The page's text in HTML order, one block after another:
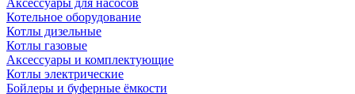
Аксессуары для насосов
Котельное оборудование
Котлы дизельные
Котлы газовые
Аксессуары и комплектующие
Котлы электрические
Бойлеры и буферные ёмкости